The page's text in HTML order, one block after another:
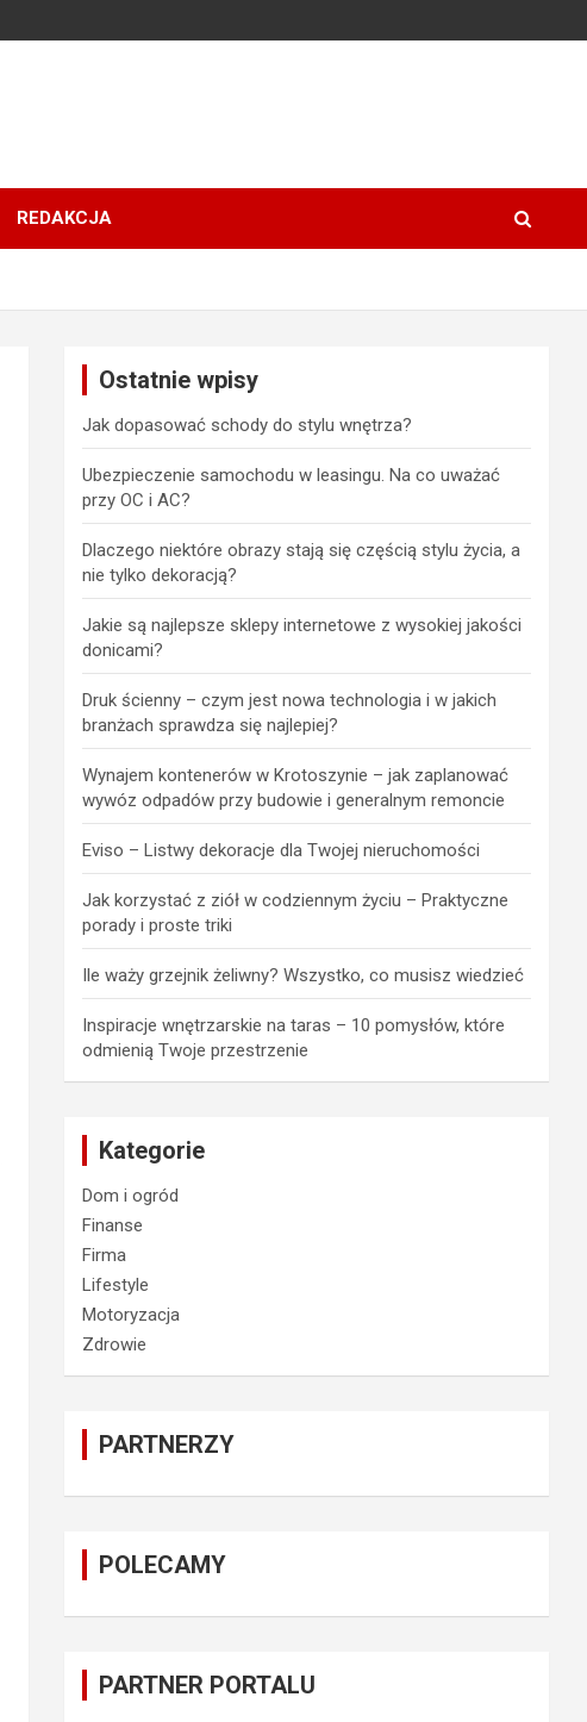
REDAKCJA
Ostatnie wpisy
Jak dopasować schody do stylu wnętrza?
Ubezpieczenie samochodu w leasingu. Na co uważać
przy OC i AC?
Dlaczego niektóre obrazy stają się częścią stylu życia, a
nie tylko dekoracją?
Jakie są najlepsze sklepy internetowe z wysokiej jakości
donicami?
Druk ścienny – czym jest nowa technologia i w jakich
branżach sprawdza się najlepiej?
Wynajem kontenerów w Krotoszynie – jak zaplanować
wywóz odpadów przy budowie i generalnym remoncie
Eviso – Listwy dekoracje dla Twojej nieruchomości
Jak korzystać z ziół w codziennym życiu – Praktyczne
porady i proste triki
Ile waży grzejnik żeliwny? Wszystko, co musisz wiedzieć
Inspiracje wnętrzarskie na taras – 10 pomysłów, które
odmienią Twoje przestrzenie
Kategorie
Dom i ogród
Finanse
Firma
Lifestyle
Motoryzacja
Zdrowie
PARTNERZY
POLECAMY
PARTNER PORTALU